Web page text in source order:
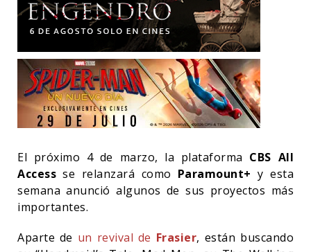
El próximo 4 de marzo, la plataforma CBS All
Access se relanzará como Paramount+ y esta
semana anunció algunos de sus proyectos más
importantes.
Aparte de un revival de Frasier, están buscando